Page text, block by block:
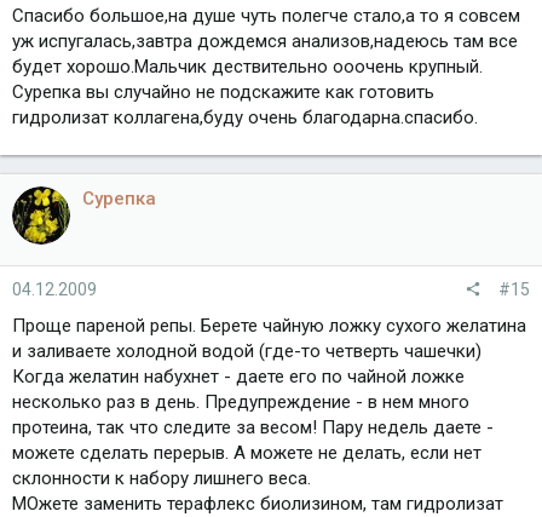
Спасибо большое,на душе чуть полегче стало,а то я совсем
уж испугалась,завтра дождемся анализов,надеюсь там все
будет хорошо.Мальчик дествительно ооочень крупный.
Сурепка вы случайно не подскажите как готовить
гидролизат коллагена,буду очень благодарна.спасибо.
Сурепка
04.12.2009 #15
Проще пареной репы. Берете чайную ложку сухого желатина
и заливаете холодной водой (где-то четверть чашечки)
Когда желатин набухнет - даете его по чайной ложке
несколько раз в день. Предупреждение - в нем много
протеина, так что следите за весом! Пару недель даете -
можете сделать перерыв. А можете не делать, если нет
склонности к набору лишнего веса.
МОжете заменить терафлекс биолизином, там гидролизат